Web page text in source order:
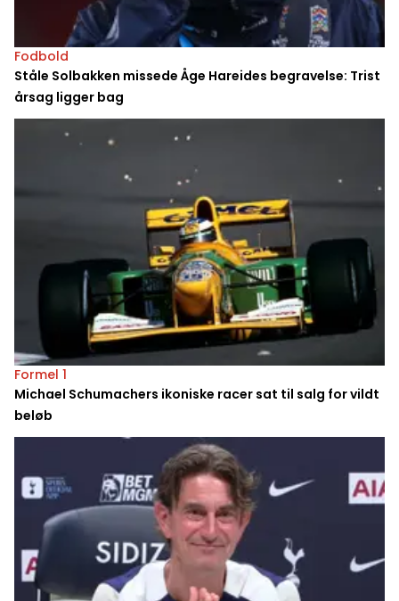
Fodbold
Ståle Solbakken missede Åge Hareides begravelse: Trist
årsag ligger bag
Formel 1
Michael Schumachers ikoniske racer sat til salg for vildt
beløb